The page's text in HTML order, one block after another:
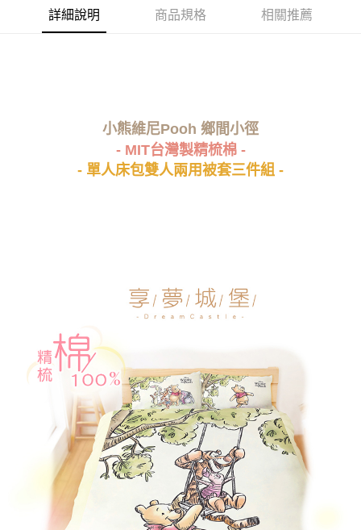
全家★依產品說明
每筆NT$60，滿NT$699(含以上)免運費
每筆NT$80，滿NT$699(含以上)免運費
詳細說明 商品規格 相關推薦
小熊維尼Pooh 鄉間小徑
- MIT台灣製精梳棉 -
- 單人床包雙人兩用被套三件組 -